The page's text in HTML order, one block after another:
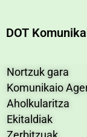
DOT
Nortzuk gara
Komunikaio
Aholkularitza
Ekitaldiak